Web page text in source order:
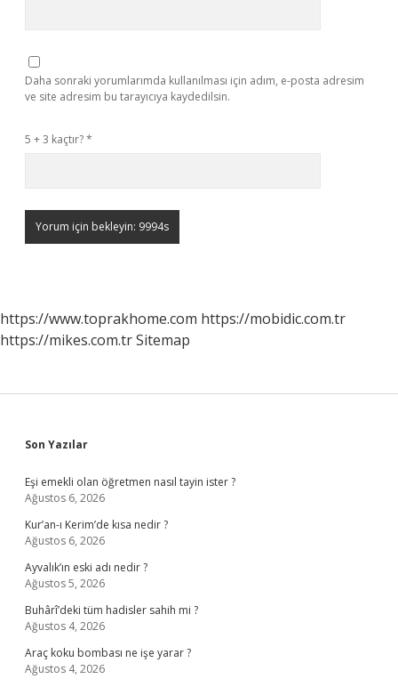
Daha sonraki yorumlarımda kullanılması için adım, e-posta adresim
ve site adresim bu tarayıcıya kaydedilsin.
5 + 3 kaçtır?*
https://www.toprakhome.com https://mobidic.com.tr
https://mikes.com.trSitemap
Sidebar
Son Yazılar
Eşi emekli olan öğretmen nasıl tayin ister ?
Ağustos 6, 2026
Kur’an-ı Kerim’de kısa nedir ?
Ağustos 6, 2026
Ayvalık’ın eski adı nedir ?
Ağustos 5, 2026
Buhârî’deki tüm hadisler sahih mi ?
Ağustos 4, 2026
Araç koku bombası ne işe yarar ?
Ağustos 4, 2026